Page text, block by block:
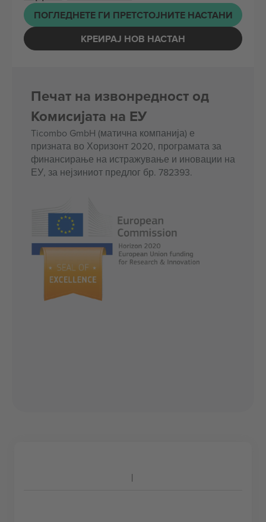
ПОГЛЕДНЕТЕ ГИ ПРЕТСТОЈНИТЕ НАСТАНИ
КРЕИРАЈ НОВ НАСТАН
Печат на извонредност од
Комисијата на ЕУ
Ticombo GmbH (матична компанија) е
призната во Хоризонт 2020, програмата за
финансирање на истражување и иновации на
ЕУ, за нејзиниот предлог бр. 782393.